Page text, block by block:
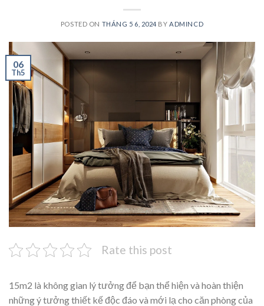
POSTED ON THÁNG 5 6, 2024 BYADMINCD
06
Th5
Rate this post
15m2 là không gian lý tưởng để bạn thể hiện và hoàn thiện
những ý tưởng thiết kế độc đáo và mới lạ cho căn phòng của